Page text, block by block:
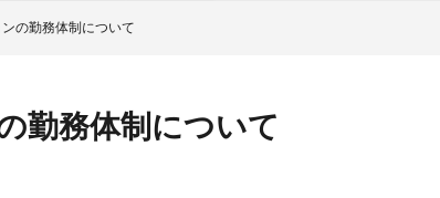
の勤務体制について
勤務体制について